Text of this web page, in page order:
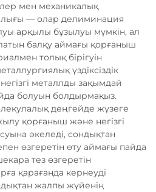
мен механикалық
— олар делиминация
арқылы бұзылуы мүмкін, ал
балқу аймағы қорғаныш
толық бірігуін
үздіксіздік
металлды зақымдай
болуын болдырмақыз.
деңгейде жүзеге
қорғаныш және негізгі
әкеледі, сондықтан
өзгеретін өту аймағы пайда
тез өзгеретін
қарағанда кернеуді
жалпы жүйенің